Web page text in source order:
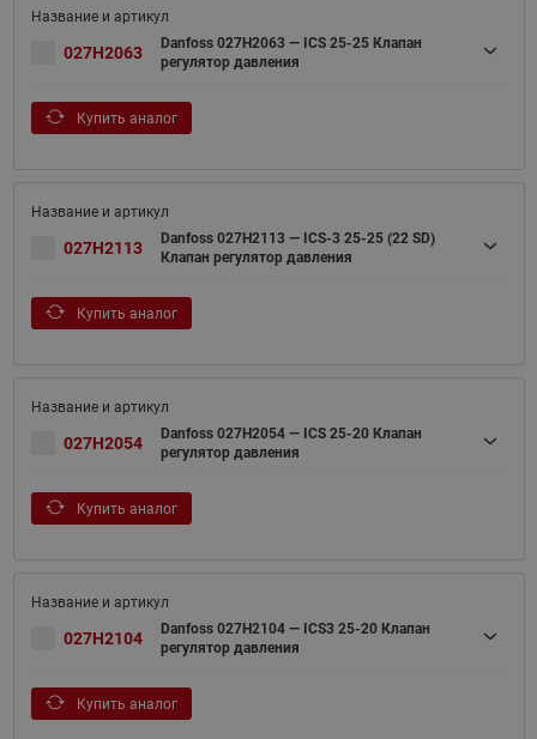
027H2063
Danfoss 027H2063 — ICS 25-25 Клапан
регулятор давления
Купить аналог
027H2113
Danfoss 027H2113 — ICS-3 25-25 (22 SD)
Клапан регулятор давления
Купить аналог
027H2054
Danfoss 027H2054 — ICS 25-20 Клапан
регулятор давления
Купить аналог
027H2104
Danfoss 027H2104 — ICS3 25-20 Клапан
регулятор давления
Купить аналог